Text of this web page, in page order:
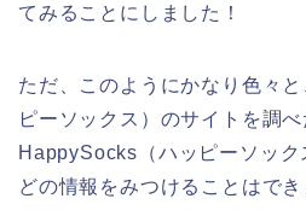
てみることにしました！
ただ、このようにかなり色々
ピーソックス）のサイトを調べ
HappySocks（ハッピーソッ
どの情報をみつけることはでき